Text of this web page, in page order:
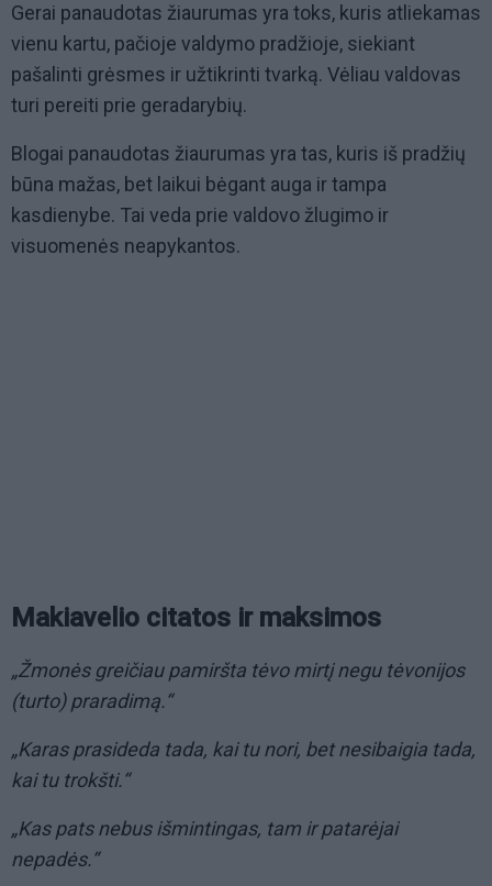
Gerai panaudotas žiaurumas yra toks, kuris atliekamas
vienu kartu, pačioje valdymo pradžioje, siekiant
pašalinti grėsmes ir užtikrinti tvarką. Vėliau valdovas
turi pereiti prie geradarybių.
Blogai panaudotas žiaurumas yra tas, kuris iš pradžių
būna mažas, bet laikui bėgant auga ir tampa
kasdienybe. Tai veda prie valdovo žlugimo ir
visuomenės neapykantos.
Makiavelio citatos ir maksimos
„Žmonės greičiau pamiršta tėvo mirtį negu tėvonijos
(turto) praradimą.“
„Karas prasideda tada, kai tu nori, bet nesibaigia tada,
kai tu trokšti.“
„Kas pats nebus išmintingas, tam ir patarėjai
nepadės.“